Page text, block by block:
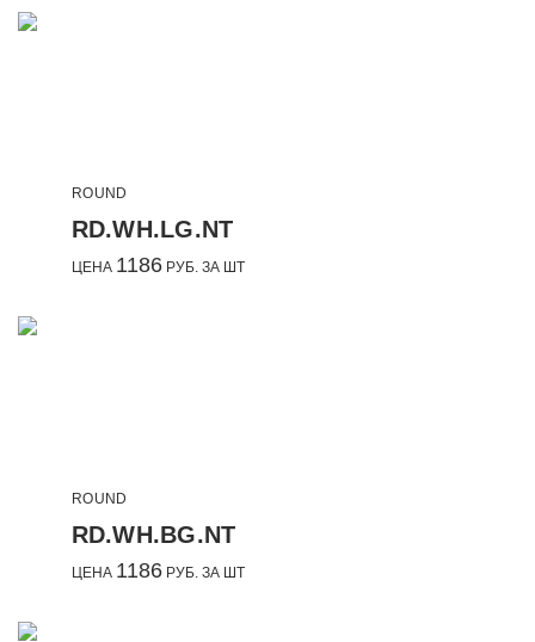
ROUND
RD.WH.LG.NT
ЦЕНА 1186РУБ. ЗА ШТ
ROUND
RD.WH.BG.NT
ЦЕНА 1186РУБ. ЗА ШТ